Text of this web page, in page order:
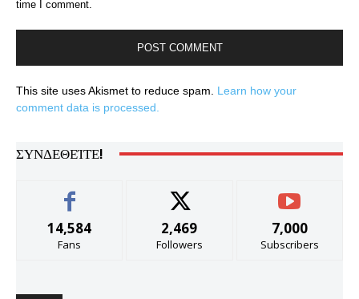
time I comment.
This site uses Akismet to reduce spam. Learn how your
comment data is processed.
ΣΥΝΔΕΘΕΊΤΕ!
14,584
Fans
2,469
Followers
7,000
Subscribers